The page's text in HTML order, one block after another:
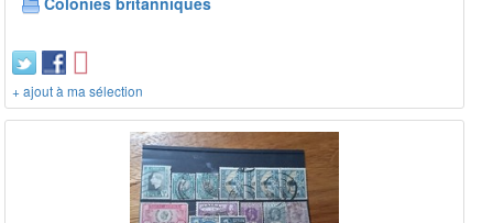
+ ajout à ma sélection